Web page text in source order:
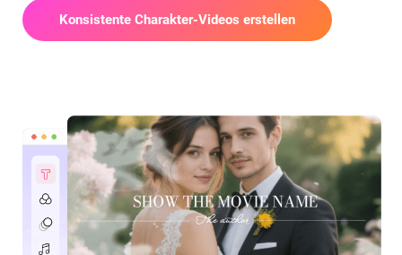
Konsistente Charakter-Videos erstellen